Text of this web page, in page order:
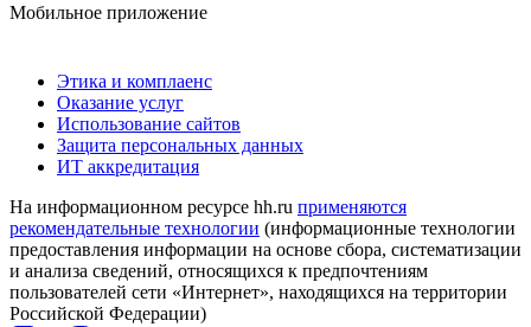
Мобильное приложение
Этика и комплаенс
Оказание услуг
Использование сайтов
Защита персональных данных
ИТ аккредитация
На информационном ресурсе hh.ru применяются
рекомендательные технологии (информационные технологии
предоставления информации на основе сбора, систематизации
и анализа сведений, относящихся к предпочтениям
пользователей сети «Интернет», находящихся на территории
Российской Федерации)